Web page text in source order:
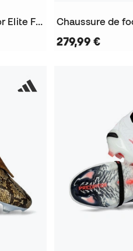
Chaussure de football Predator Elite FT FG L-Tech
279,99 €